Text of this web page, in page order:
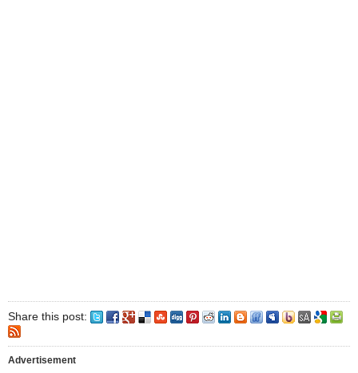
Share this post:
Advertisement